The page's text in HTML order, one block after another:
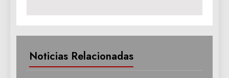
Noticias Relacionadas